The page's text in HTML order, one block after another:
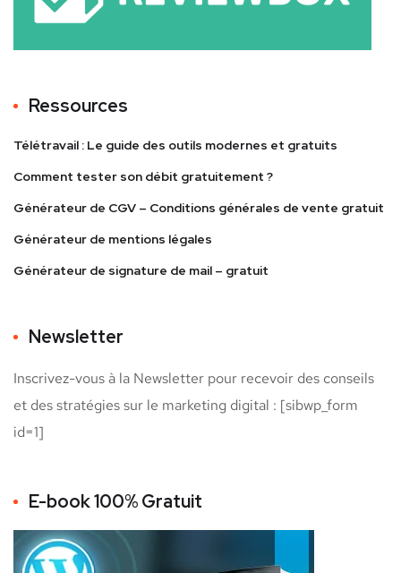
Ressources
Télétravail : Le guide des outils modernes et gratuits
Comment tester son débit gratuitement ?
Générateur de CGV – Conditions générales de vente gratuit
Générateur de mentions légales
Générateur de signature de mail – gratuit
Newsletter
Inscrivez-vous à la Newsletter pour recevoir des conseils
et des stratégies sur le marketing digital : [sibwp_form
id=1]
E-book 100% Gratuit